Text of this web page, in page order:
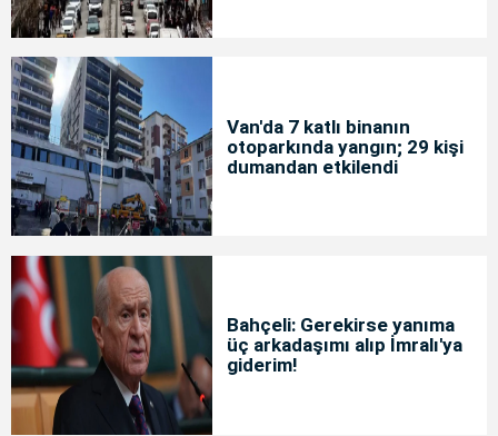
Van'da 7 katlı binanın
otoparkında yangın; 29 kişi
dumandan etkilendi
Bahçeli: Gerekirse yanıma
üç arkadaşımı alıp İmralı'ya
giderim!